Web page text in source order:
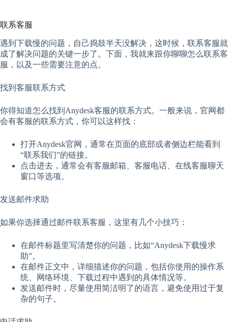
联系客服
遇到下载慢的问题，自己捣鼓半天没解决，这时候，联系客服就
成了解决问题的关键一步了。下面，我就来跟你聊聊怎么联系客
服，以及一些需要注意的点。
找到客服联系方式
你得知道怎么找到Anydesk客服的联系方式。一般来说，官网都
会有客服的联系方式，你可以这样找：
打开Anydesk官网，通常在页面的底部或者侧边栏能看到
“联系我们”的链接。
点击进去，通常会有客服邮箱、客服电话、在线客服聊天
窗口等选项。
发送邮件求助
如果你选择通过邮件联系客服，这里有几个小技巧：
在邮件标题里写清楚你的问题，比如“Anydesk下载慢求
助”。
在邮件正文中，详细描述你的问题，包括你使用的操作系
统、网络环境、下载过程中遇到的具体情况等。
发送邮件时，尽量使用简洁明了的语言，避免使用过于复
杂的句子。